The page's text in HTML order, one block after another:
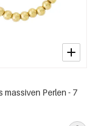
massiven Perlen - 7